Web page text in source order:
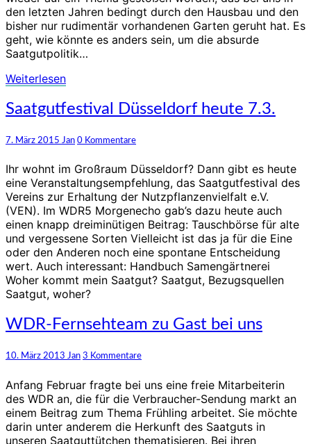
den letzten Jahren bedingt durch den Hausbau und den
bisher nur rudimentär vorhandenen Garten geruht hat. Es
geht, wie könnte es anders sein, um die absurde
Saatgutpolitik…
WeiterlesenWeiterlesen
Saatgutfestival
Düsseldorf
heute
7.3.
Saatgutfestival Düsseldorf heute 7.3.
7. März 2015 Jan Kommentare
0 Kommentare
Ihr wohnt im Großraum Düsseldorf? Dann gibt es heute
eine Veranstaltungsempfehlung, das Saatgutfestival des
Vereins zur Erhaltung der Nutzpflanzenvielfalt e.V.
(VEN). Im WDR5 Morgenecho gab’s dazu heute auch
einen knapp dreiminütigen Beitrag: Tauschbörse für alte
und vergessene Sorten Vielleicht ist das ja für die Eine
oder den Anderen noch eine spontane Entscheidung
wert. Auch interessant: Handbuch Samengärtnerei
Woher kommt mein Saatgut? Saatgut, Bezugsquellen
Saatgut, woher?
WDR-
Fernsehteam
zu
Gast
uns
WDR-Fernsehteam zu Gast bei uns
10. März 2013 Jan Kommentare
3 Kommentare
Anfang Februar fragte bei uns eine freie Mitarbeiterin
des WDR an, die für die Verbraucher-Sendung markt an
einem Beitrag zum Thema Frühling arbeitet. Sie möchte
darin unter anderem die Herkunft des Saatguts in
unseren Saatguttütchen thematisieren. Bei ihren